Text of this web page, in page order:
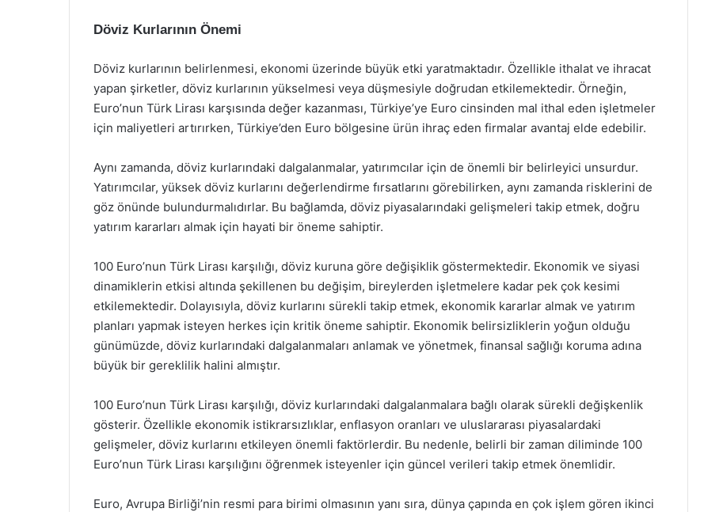
Döviz Kurlarının Önemi
Döviz kurlarının belirlenmesi, ekonomi üzerinde büyük etki yaratmaktadır. Özellikle ithalat ve ihracat
yapan şirketler, döviz kurlarının yükselmesi veya düşmesiyle doğrudan etkilemektedir. Örneğin,
Euro’nun Türk Lirası karşısında değer kazanması, Türkiye’ye Euro cinsinden mal ithal eden işletmeler
için maliyetleri artırırken, Türkiye’den Euro bölgesine ürün ihraç eden firmalar avantaj elde edebilir.
Aynı zamanda, döviz kurlarındaki dalgalanmalar, yatırımcılar için de önemli bir belirleyici unsurdur.
Yatırımcılar, yüksek döviz kurlarını değerlendirme fırsatlarını görebilirken, aynı zamanda risklerini de
göz önünde bulundurmalıdırlar. Bu bağlamda, döviz piyasalarındaki gelişmeleri takip etmek, doğru
yatırım kararları almak için hayati bir öneme sahiptir.
100 Euro’nun Türk Lirası karşılığı, döviz kuruna göre değişiklik göstermektedir. Ekonomik ve siyasi
dinamiklerin etkisi altında şekillenen bu değişim, bireylerden işletmelere kadar pek çok kesimi
etkilemektedir. Dolayısıyla, döviz kurlarını sürekli takip etmek, ekonomik kararlar almak ve yatırım
planları yapmak isteyen herkes için kritik öneme sahiptir. Ekonomik belirsizliklerin yoğun olduğu
günümüzde, döviz kurlarındaki dalgalanmaları anlamak ve yönetmek, finansal sağlığı koruma adına
büyük bir gereklilik halini almıştır.
100 Euro’nun Türk Lirası karşılığı, döviz kurlarındaki dalgalanmalara bağlı olarak sürekli değişkenlik
gösterir. Özellikle ekonomik istikrarsızlıklar, enflasyon oranları ve uluslararası piyasalardaki
gelişmeler, döviz kurlarını etkileyen önemli faktörlerdir. Bu nedenle, belirli bir zaman diliminde 100
Euro’nun Türk Lirası karşılığını öğrenmek isteyenler için güncel verileri takip etmek önemlidir.
Euro, Avrupa Birliği’nin resmi para birimi olmasının yanı sıra, dünya çapında en çok işlem gören ikinci